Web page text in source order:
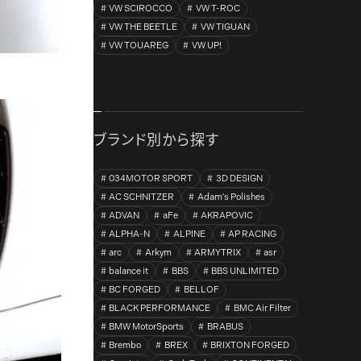
VW SCIROCCO
VW T-ROC
VW THE BEETLE
VW TIGUAN
VW TOUAREG
VW UP!
ブランド別から探す
034MOTOR SPORT
3D DESIGN
AC SCHNITZER
Adam's Polishes
ADVAN
aFe
AKRAPOVIC
ALPHA-N
ALPINE
AP RACING
arc
Arkym ARMYTRIX
asr
balance it
BBS
BBS UNLIMITED
BC FORGED
BELLOF
BLACK PERFORMANCE
BMC Air Filter
BMW MotorSports
BRABUS
Brembo
BREX
BRIXTON FORGED